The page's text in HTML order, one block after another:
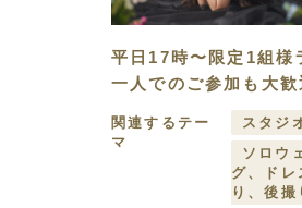
平日17時〜限定1組様
一人でのご参加も大
関連するテー
マ
スタジ
ソロウ
グ、ドレ
り、後